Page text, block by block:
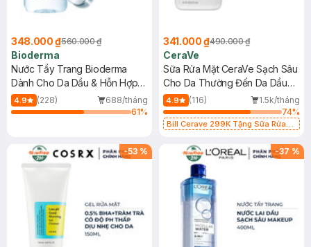
348.000 ₫560.000 ₫
Bioderma
Nước Tẩy Trang Bioderma
Dành Cho Da Dầu & Hỗn Hợp
500ml
4.9 (228)
688/tháng
61%
341.000 ₫490.000 ₫
CeraVe
Sữa Rửa Mặt CeraVe Sạch Sâu
Cho Da Thường Đến Da Dầu
473ml
4.9 (116)
1.5k/tháng
74%
Bill Cerave 299K Tặng Sữa Rửa
-53 % -37 %